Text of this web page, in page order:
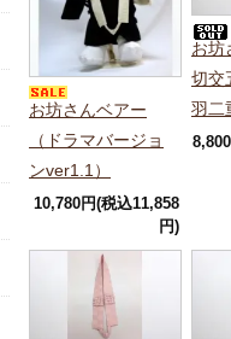
お坊さんベアー
（ドラマバージョ
ンver1.1）
10,780円(税込11,858
円)
お坊
切
羽二